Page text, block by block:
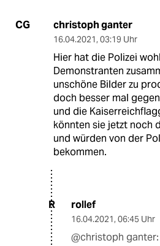
CG christoph ganter
16.04.2021, 03:19 Uhr
Hier hat die Polizei
Demonstranten
unschöne Bilder zu
doch besser mal
und die
könnten sie jetzt noch
und würden von der
bekommen.
R rollef
16.04.2021, 06:45 Uhr
@christoph ganter: